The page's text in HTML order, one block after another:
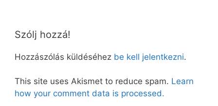
Szólj hozzá!
Hozzászólás küldéséhez be kell jelentkezni.
This site uses Akismet to reduce spam. Learn
how your comment data is processed.